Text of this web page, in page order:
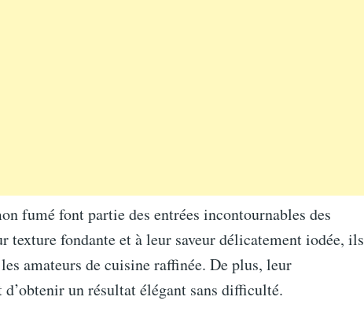
fumé font partie des entrées incontournables des
texture fondante et à leur saveur délicatement iodée, ils
amateurs de cuisine raffinée. De plus, leur
un résultat élégant sans difficulté.